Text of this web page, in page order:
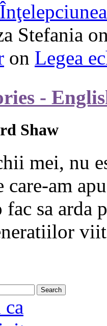
Înţelepciunea
Stefania
on Legea
-
Shaw
mei, nu
care-am
fac sa